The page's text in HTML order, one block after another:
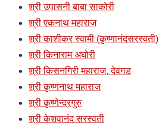
श्री उपासनी बाबा साकोरी
श्री एकनाथ महाराज
श्री काशीकर स्वामी (कृष्णानंदसरस्वती)
श्री किनाराम अघोरी
श्री किसनगिरी महाराज, देवगड
श्री कृष्णनाथ महाराज
श्री कृष्णेन्द्रगुरु
श्री केशवानंद सरस्वती